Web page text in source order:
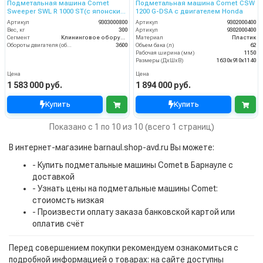
Подметальная машина Comet
Sweeper SWL R 1000 ST(с японским
двигателем Honda)
Артикул
9303000800
Вес, кг
300
Сегмент
Клининговое оборудование
Обороты двигателя (об/мин)
3600
Цена
1 583 000 руб.
Купить
Подметальная машина Comet CSW
1200 G-DSA с двигателем Honda
Артикул
9302000400
Артикул
9302000400
Материал
Пластик
Объем бака (л)
62
Рабочая ширина (мм)
1150
Размеры (ДхШхВ)
16З0х910х1140
Цена
1 894 000 руб.
Купить
Показано с 1 по 10 из 10 (всего 1 страниц)
В интернет-магазине barnaul.shop-avd.ru Вы можете:
- Купить подметальные машины Comet в Барнауле с
доставкой
- Узнать цены на подметальные машины Comet:
стоиомсть низкая
- Произвести оплату заказа банковской картой или
оплатив счёт
Перед совершением покупки рекомендуем ознакомиться с
подробной информацией о товарах: на сайте доступны